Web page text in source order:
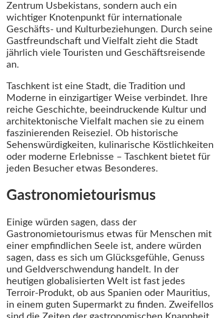
Zentrum Usbekistans, sondern auch ein
wichtiger Knotenpunkt für internationale
Geschäfts- und Kulturbeziehungen. Durch seine
Gastfreundschaft und Vielfalt zieht die Stadt
jährlich viele Touristen und Geschäftsreisende
an.
Taschkent ist eine Stadt, die Tradition und
Moderne in einzigartiger Weise verbindet. Ihre
reiche Geschichte, beeindruckende Kultur und
architektonische Vielfalt machen sie zu einem
faszinierenden Reiseziel. Ob historische
Sehenswürdigkeiten, kulinarische Köstlichkeiten
oder moderne Erlebnisse – Taschkent bietet für
jeden Besucher etwas Besonderes.
Gastronomietourismus
Einige würden sagen, dass der
Gastronomietourismus etwas für Menschen mit
einer empfindlichen Seele ist, andere würden
sagen, dass es sich um Glücksgefühle, Genuss
und Geldverschwendung handelt. In der
heutigen globalisierten Welt ist fast jedes
Terroir-Produkt, ob aus Spanien oder Mauritius,
in einem guten Supermarkt zu finden. Zweifellos